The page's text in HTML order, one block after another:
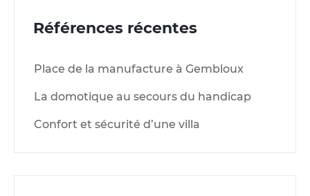
Références récentes
Place de la manufacture à Gembloux
La domotique au secours du handicap
Confort et sécurité d’une villa